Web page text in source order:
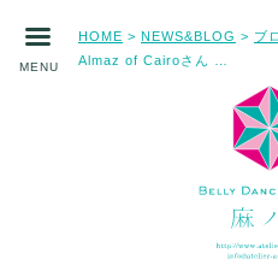
MENU
HOME > NEWS&BLOG > ブ